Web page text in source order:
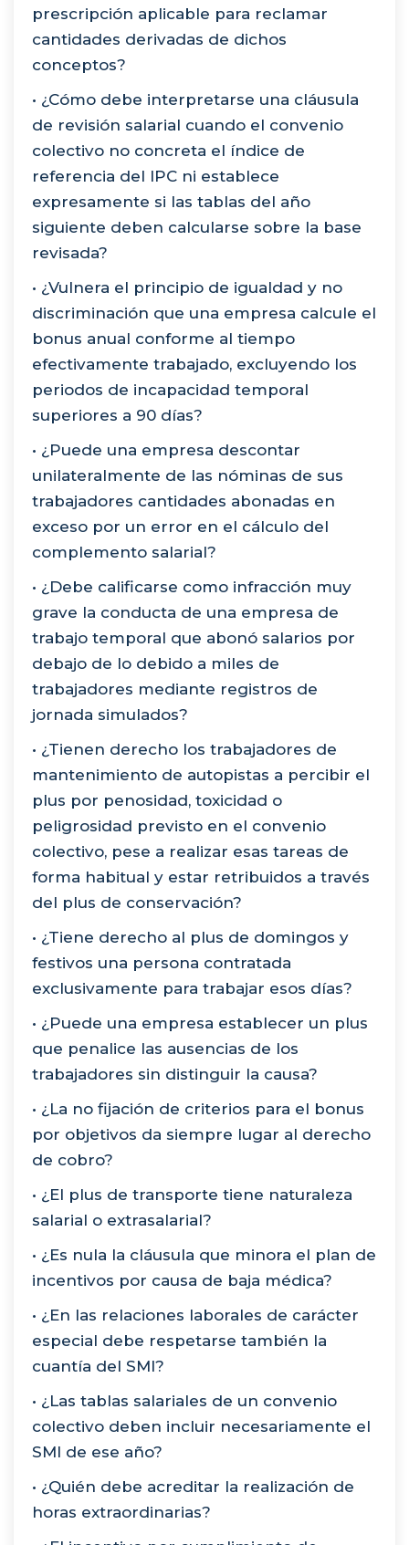
prescripción aplicable para reclamar
cantidades derivadas de dichos
conceptos?
• ¿Cómo debe interpretarse una cláusula
de revisión salarial cuando el convenio
colectivo no concreta el índice de
referencia del IPC ni establece
expresamente si las tablas del año
siguiente deben calcularse sobre la base
revisada?
• ¿Vulnera el principio de igualdad y no
discriminación que una empresa calcule el
bonus anual conforme al tiempo
efectivamente trabajado, excluyendo los
periodos de incapacidad temporal
superiores a 90 días?
• ¿Puede una empresa descontar
unilateralmente de las nóminas de sus
trabajadores cantidades abonadas en
exceso por un error en el cálculo del
complemento salarial?
• ¿Debe calificarse como infracción muy
grave la conducta de una empresa de
trabajo temporal que abonó salarios por
debajo de lo debido a miles de
trabajadores mediante registros de
jornada simulados?
• ¿Tienen derecho los trabajadores de
mantenimiento de autopistas a percibir el
plus por penosidad, toxicidad o
peligrosidad previsto en el convenio
colectivo, pese a realizar esas tareas de
forma habitual y estar retribuidos a través
del plus de conservación?
• ¿Tiene derecho al plus de domingos y
festivos una persona contratada
exclusivamente para trabajar esos días?
• ¿Puede una empresa establecer un plus
que penalice las ausencias de los
trabajadores sin distinguir la causa?
• ¿La no fijación de criterios para el bonus
por objetivos da siempre lugar al derecho
de cobro?
• ¿El plus de transporte tiene naturaleza
salarial o extrasalarial?
• ¿Es nula la cláusula que minora el plan de
incentivos por causa de baja médica?
• ¿En las relaciones laborales de carácter
especial debe respetarse también la
cuantía del SMI?
• ¿Las tablas salariales de un convenio
colectivo deben incluir necesariamente el
SMI de ese año?
• ¿Quién debe acreditar la realización de
horas extraordinarias?